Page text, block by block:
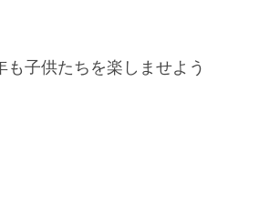
子供たちを楽しませよう